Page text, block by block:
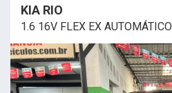
KIA RIO
1.6 16V FLEX EX